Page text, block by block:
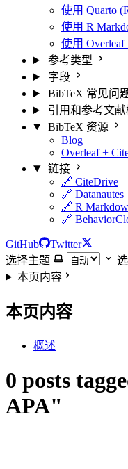
使用 Quarto
使用 R
使用 Overleaf
参考类型
字段
BibTeX 常见问
引用和参考文
BibTeX 资源
Blog
Overleaf +
链接
🔗 CiteDrive
🔗 Datanautes
🔗 R
🔗
GitHub
Twitter
选择主题
本页内容
本页内容
概述
0 posts
APA"